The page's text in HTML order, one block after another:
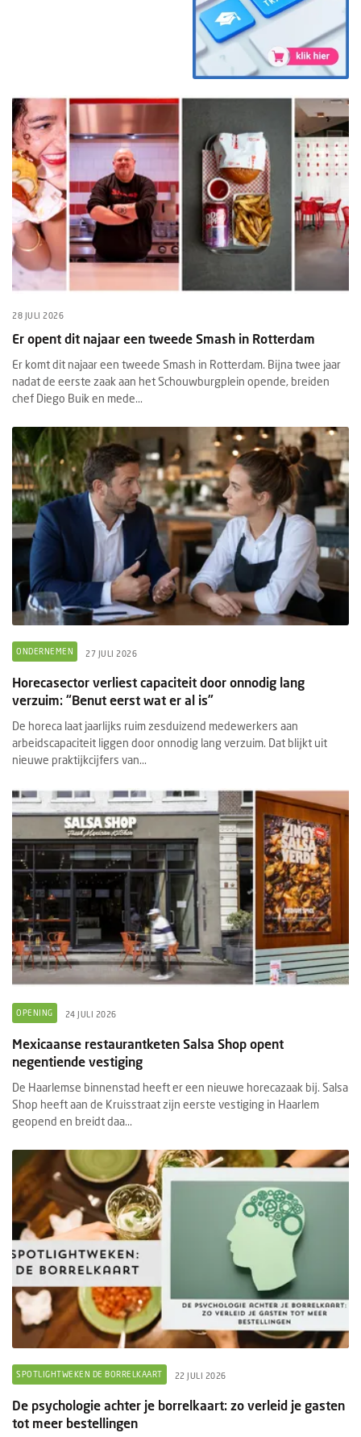
28 JULI 2026
Er opent dit najaar een tweede Smash in Rotterdam
Er komt dit najaar een tweede Smash in Rotterdam. Bijna twee jaar
nadat de eerste zaak aan het Schouwburgplein opende, breiden
chef Diego Buik en mede...
ONDERNEMEN 27 JULI 2026
Horecasector verliest capaciteit door onnodig lang
verzuim: “Benut eerst wat er al is”
De horeca laat jaarlijks ruim zesduizend medewerkers aan
arbeidscapaciteit liggen door onnodig lang verzuim. Dat blijkt uit
nieuwe praktijkcijfers van...
OPENING 24 JULI 2026
Mexicaanse restaurantketen Salsa Shop opent
negentiende vestiging
De Haarlemse binnenstad heeft er een nieuwe horecazaak bij. Salsa
Shop heeft aan de Kruisstraat zijn eerste vestiging in Haarlem
geopend en breidt daa...
SPOTLIGHTWEKEN DE BORRELKAART 22 JULI 2026
De psychologie achter je borrelkaart: zo verleid je gasten
tot meer bestellingen